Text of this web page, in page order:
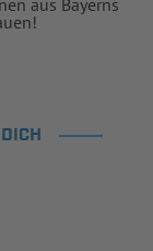
aus Bayerns